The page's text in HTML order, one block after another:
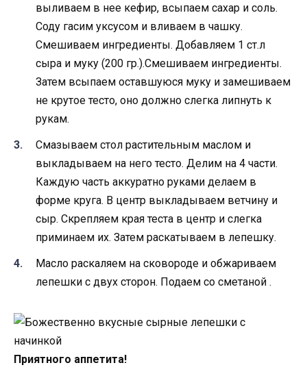
выливаем в нее кефир, всыпаем сахар и соль.
Соду гасим уксусом и вливаем в чашку.
Смешиваем ингредиенты. Добавляем 1 ст.л
сыра и муку (200 гр.).Смешиваем ингредиенты.
Затем всыпаем оставшуюся муку и замешиваем
не крутое тесто, оно должно слегка липнуть к
рукам.
Смазываем стол растительным маслом и
выкладываем на него тесто. Делим на 4 части.
Каждую часть аккуратно руками делаем в
форме круга. В центр выкладываем ветчину и
сыр. Скрепляем края теста в центр и слегка
приминаем их. Затем раскатываем в лепешку.
Масло раскаляем на сковороде и обжариваем
лепешки с двух сторон. Подаем со сметаной .
Приятного аппетита!